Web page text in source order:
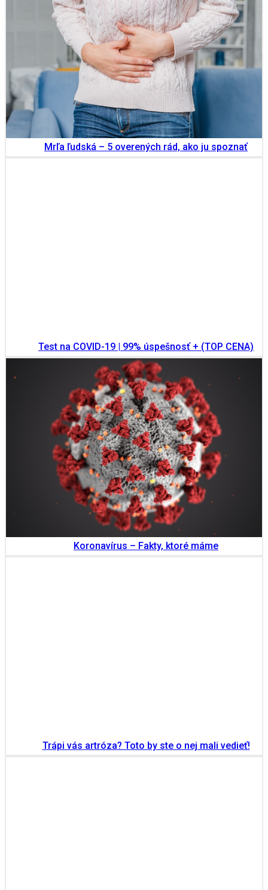
Mrľa ľudská – 5 overených rád, ako ju spoznať
Test na COVID-19 | 99% úspešnosť + (TOP CENA)
Koronavírus – Fakty, ktoré máme
Trápi vás artróza? Toto by ste o nej mali vedieť!